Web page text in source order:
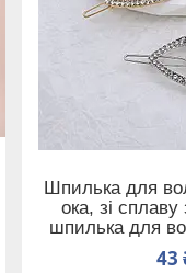
Шпилька для
ока, зі сплаву
шпилька для
43